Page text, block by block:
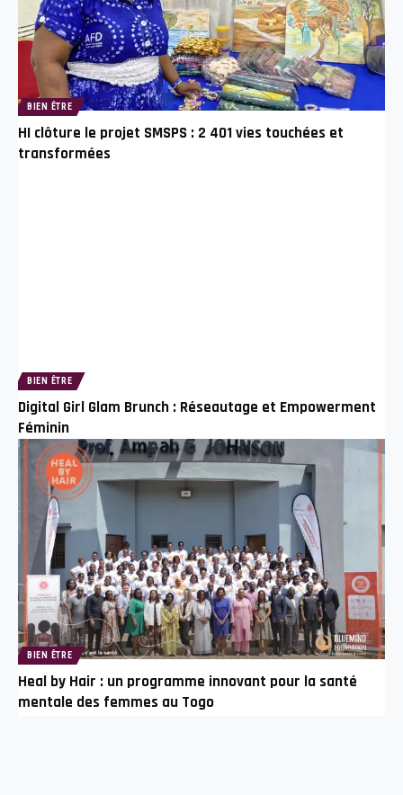
BIEN ÊTRE
HI clôture le projet SMSPS : 2 401 vies touchées et
transformées
BIEN ÊTRE
Digital Girl Glam Brunch : Réseautage et Empowerment
Féminin
BIEN ÊTRE
Heal by Hair : un programme innovant pour la santé
mentale des femmes au Togo